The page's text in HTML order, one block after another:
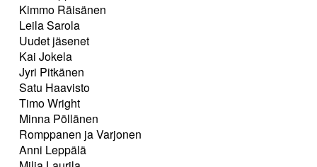
Kimmo Räisänen
Leila Sarola
Uudet jäsenet
Kai Jokela
Jyri Pitkänen
Satu Haavisto
Timo Wright
Minna Pöllänen
Romppanen ja Varjonen
Anni Leppälä